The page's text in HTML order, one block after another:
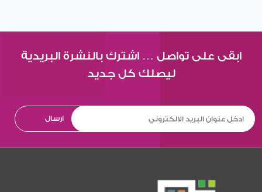
ابقى على تواصل … اشترك بالنشرة البريدية
ليصلك كل جديد